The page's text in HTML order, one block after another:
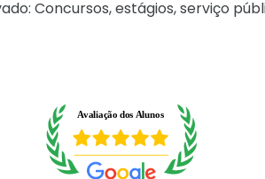
Concursos, estágios, serviço